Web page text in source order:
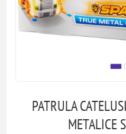
PATRULA
METALICE